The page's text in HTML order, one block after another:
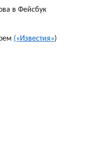
в Фейсбук
(«Известия»)